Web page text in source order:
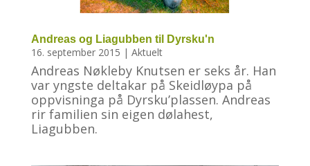
Andreas og Liagubben til Dyrsku'n
16. september 2015 | Aktuelt
Andreas Nøkleby Knutsen er seks år. Han
var yngste deltakar på Skeidløypa på
oppvisninga på Dyrsku’plassen. Andreas
rir familien sin eigen dølahest,
Liagubben.